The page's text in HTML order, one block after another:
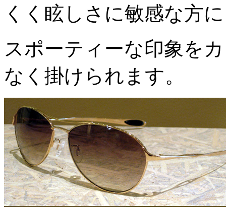
くく眩しさに敏感な方
スポーティーな印象を
なく掛けられます。